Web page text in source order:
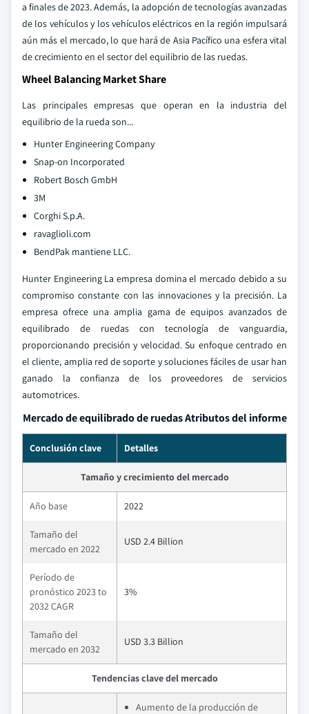
a finales de 2023. Además, la adopción de tecnologías avanzadas
de los vehículos y los vehículos eléctricos en la región impulsará
aún más el mercado, lo que hará de Asia Pacífico una esfera vital
de crecimiento en el sector del equilibrio de las ruedas.
Wheel Balancing Market Share
Las principales empresas que operan en la industria del
equilibrio de la rueda son...
Hunter Engineering Company
Snap-on Incorporated
Robert Bosch GmbH
3M
Corghi S.p.A.
ravaglioli.com
BendPak mantiene LLC.
Hunter Engineering La empresa domina el mercado debido a su
compromiso constante con las innovaciones y la precisión. La
empresa ofrece una amplia gama de equipos avanzados de
equilibrado de ruedas con tecnología de vanguardia,
proporcionando precisión y velocidad. Su enfoque centrado en
el cliente, amplia red de soporte y soluciones fáciles de usar han
ganado la confianza de los proveedores de servicios
automotrices.
Mercado de equilibrado de ruedas Atributos del informe
Conclusión clave Detalles
Tamaño y crecimiento del mercado
Año base 2022
Tamaño del
mercado en 2022
USD 2.4 Billion
Período de
pronóstico 2023 to
2032 CAGR
3%
Tamaño del
mercado en 2032
USD 3.3 Billion
Tendencias clave del mercado
Aumento de la producción de